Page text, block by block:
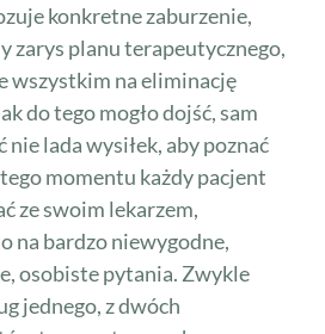
konkretne zaburzenie,
zarys planu terapeutycznego,
wszystkim na eliminację
do tego mogło dojść, sam
nie lada wysiłek, aby poznać
momentu każdy pacjent
ze swoim lekarzem,
na bardzo niewygodne,
osobiste pytania. Zwykle
jednego, z dwóch